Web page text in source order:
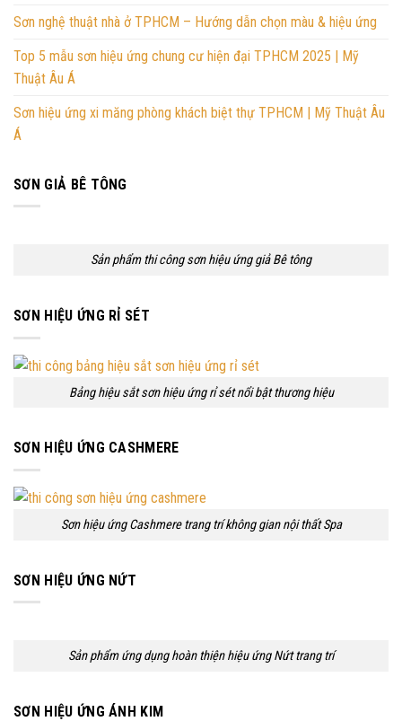
Sơn nghệ thuật nhà ở TPHCM – Hướng dẫn chọn màu & hiệu ứng
Top 5 mẫu sơn hiệu ứng chung cư hiện đại TPHCM 2025 | Mỹ
Thuật Âu Á
Sơn hiệu ứng xi măng phòng khách biệt thự TPHCM | Mỹ Thuật Âu
Á
SƠN GIẢ BÊ TÔNG
Sản phẩm thi công sơn hiệu ứng giả Bê tông
SƠN HIỆU ỨNG RỈ SÉT
Bảng hiệu sắt sơn hiệu ứng rỉ sét nổi bật thương hiệu
SƠN HIỆU ỨNG CASHMERE
Sơn hiệu ứng Cashmere trang trí không gian nội thất Spa
SƠN HIỆU ỨNG NỨT
Sản phẩm ứng dụng hoàn thiện hiệu ứng Nứt trang trí
SƠN HIỆU ỨNG ÁNH KIM